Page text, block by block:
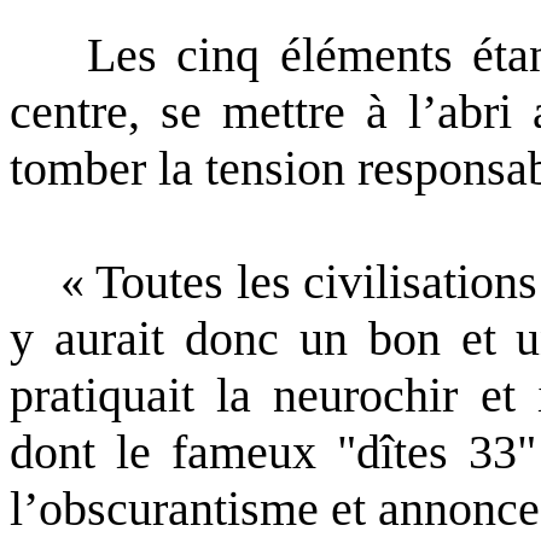
Les cinq éléments
centre, se mettre à l’abri
tomber la tension
« Toutes les
y aurait donc un bon et
pratiquait la neurochir
dont le fameux "dîtes
l’obscurantisme et